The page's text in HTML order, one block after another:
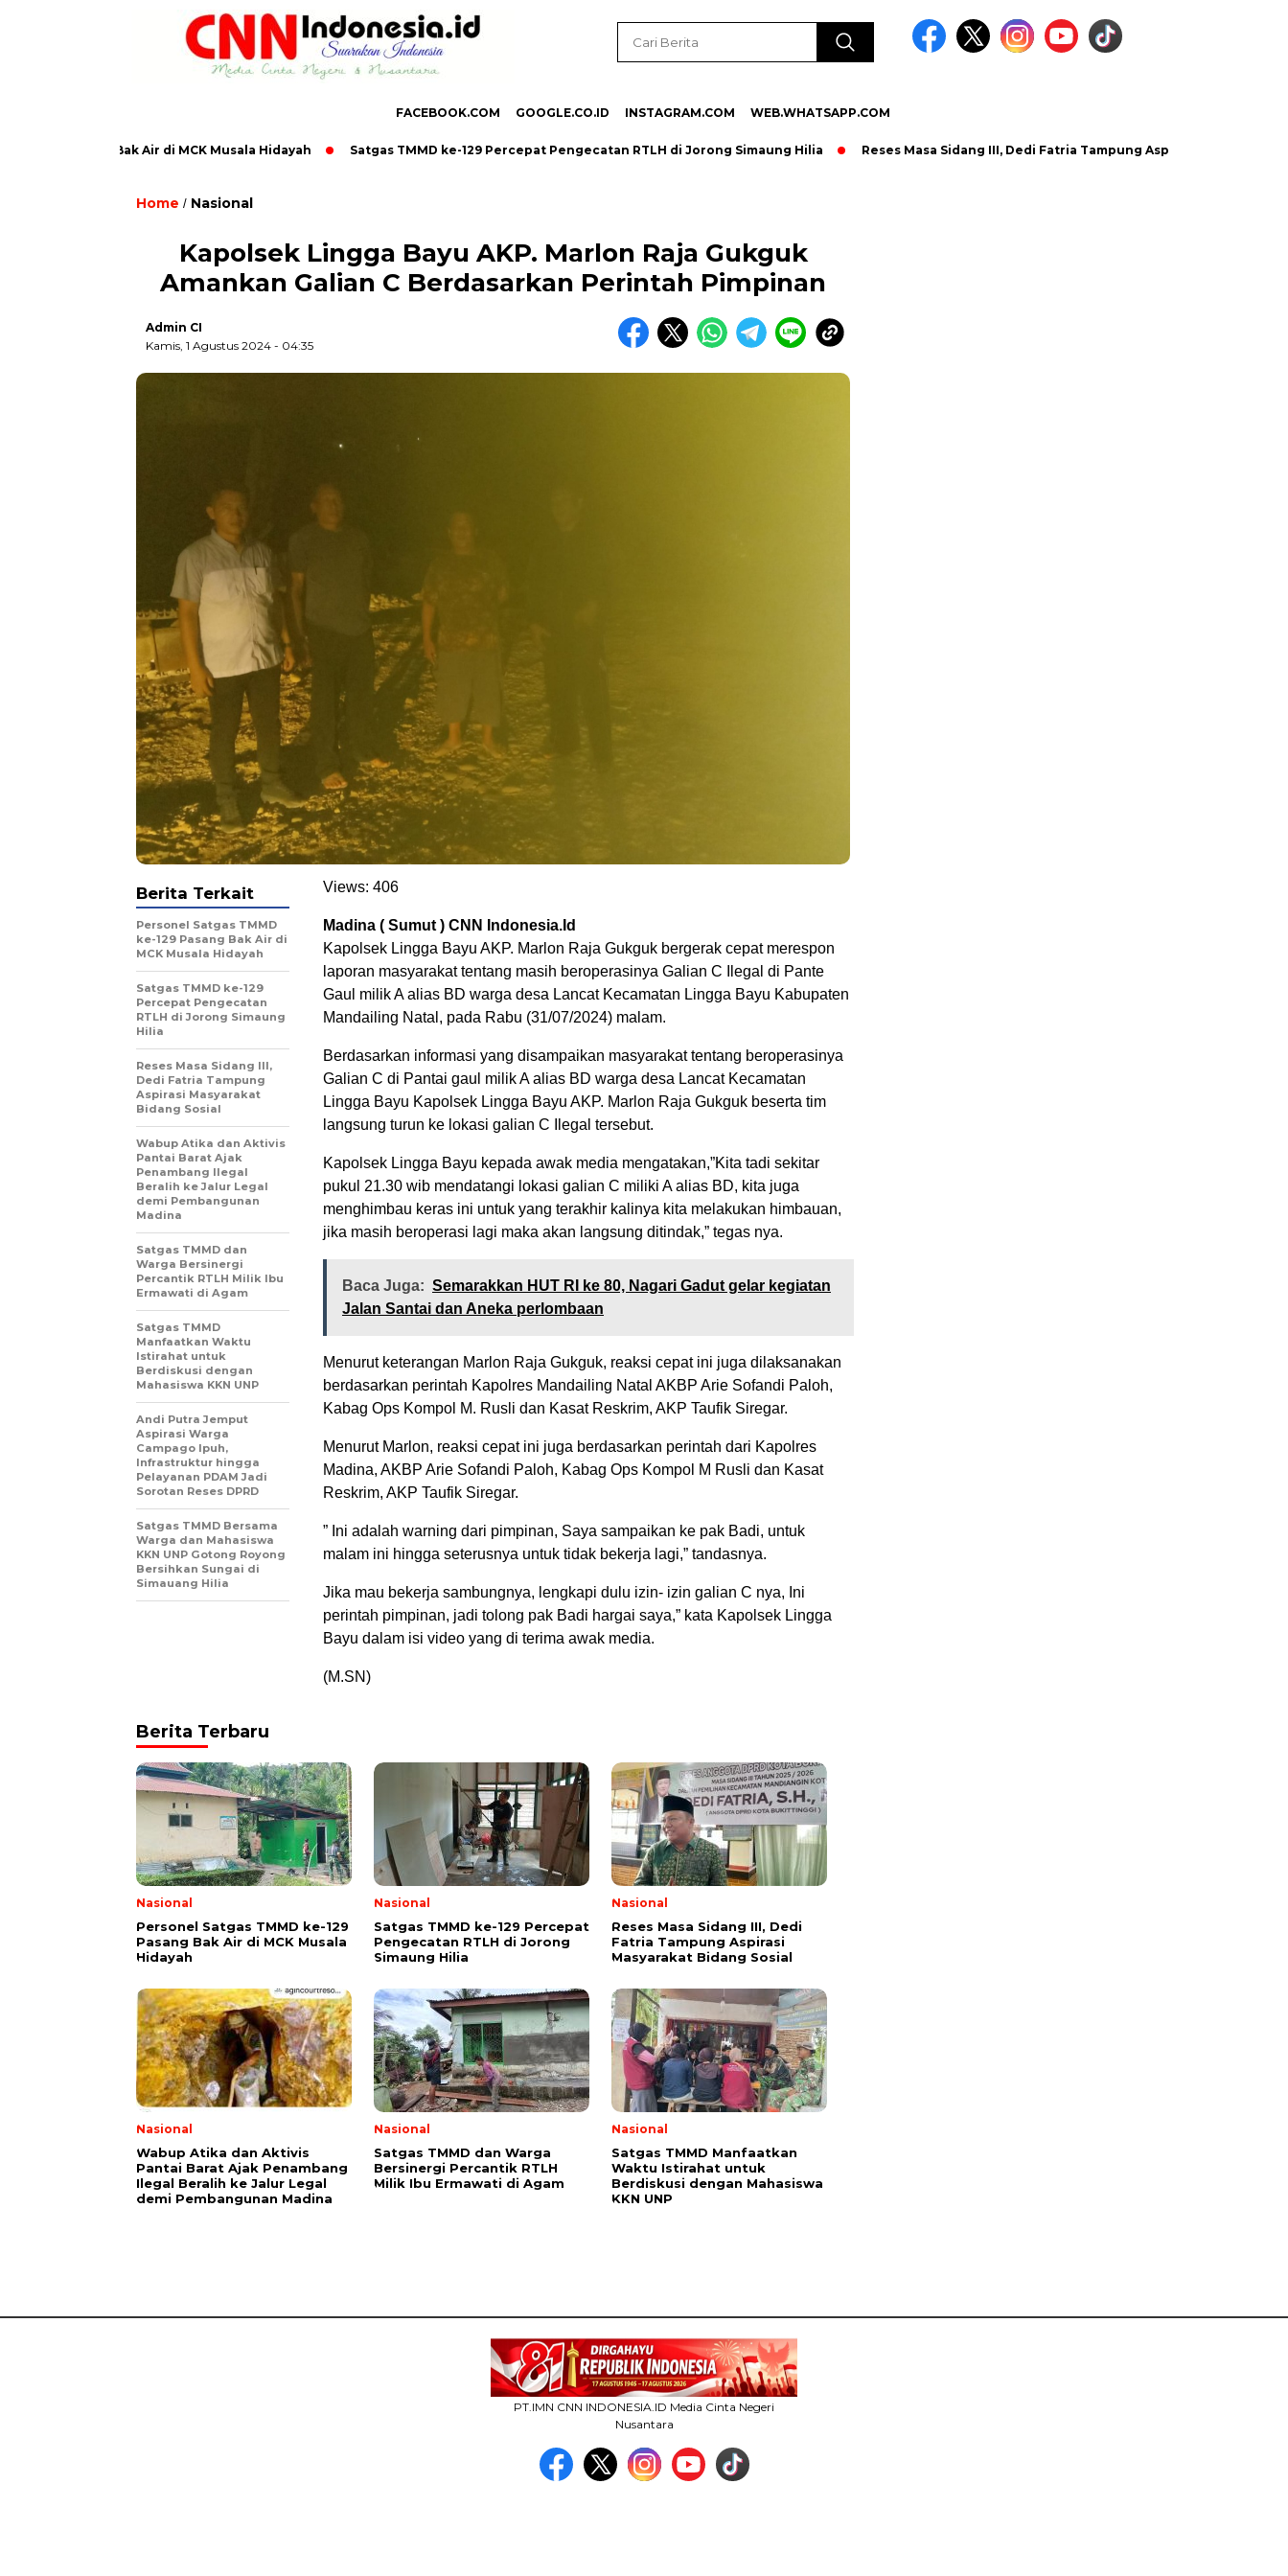
FACEBOOK.COM GOOGLE.CO.ID INSTAGRAM.COM WEB.WHATSAPP.COM
Pasang Bak Air di MCK Musala Hidayah Satgas TMMD ke-129 Percepat Pengecatan RTLH di Jorong Simaung Hilia Reses Masa Sidang III, Dedi Fatria Tampung Aspirasi Masyarakat Bidang
Home / Nasional
Kapolsek Lingga Bayu AKP. Marlon Raja Gukguk
Amankan Galian C Berdasarkan Perintah Pimpinan
Admin CI
Kamis, 1 Agustus 2024 - 04:35
Views: 406
Madina ( Sumut ) CNN Indonesia.Id
Kapolsek Lingga Bayu AKP. Marlon Raja Gukguk bergerak cepat merespon
laporan masyarakat tentang masih beroperasinya Galian C Ilegal di Pante
Gaul milik A alias BD warga desa Lancat Kecamatan Lingga Bayu Kabupaten
Mandailing Natal, pada Rabu (31/07/2024) malam.
Berdasarkan informasi yang disampaikan masyarakat tentang beroperasinya
Galian C di Pantai gaul milik A alias BD warga desa Lancat Kecamatan
Lingga Bayu Kapolsek Lingga Bayu AKP. Marlon Raja Gukguk beserta tim
langsung turun ke lokasi galian C Ilegal tersebut.
Kapolsek Lingga Bayu kepada awak media mengatakan,”Kita tadi sekitar
pukul 21.30 wib mendatangi lokasi galian C miliki A alias BD, kita juga
menghimbau keras ini untuk yang terakhir kalinya kita melakukan himbauan,
jika masih beroperasi lagi maka akan langsung ditindak,” tegas nya.
Baca Juga: Semarakkan HUT RI ke 80, Nagari Gadut gelar kegiatan
Jalan Santai dan Aneka perlombaan
Menurut keterangan Marlon Raja Gukguk, reaksi cepat ini juga dilaksanakan
berdasarkan perintah Kapolres Mandailing Natal AKBP Arie Sofandi Paloh,
Kabag Ops Kompol M. Rusli dan Kasat Reskrim, AKP Taufik Siregar.
Menurut Marlon, reaksi cepat ini juga berdasarkan perintah dari Kapolres
Madina, AKBP Arie Sofandi Paloh, Kabag Ops Kompol M Rusli dan Kasat
Reskrim, AKP Taufik Siregar.
” Ini adalah warning dari pimpinan, Saya sampaikan ke pak Badi, untuk
malam ini hingga seterusnya untuk tidak bekerja lagi,” tandasnya.
Jika mau bekerja sambungnya, lengkapi dulu izin- izin galian C nya, Ini
perintah pimpinan, jadi tolong pak Badi hargai saya,” kata Kapolsek Lingga
Bayu dalam isi video yang di terima awak media.
(M.SN)
Berita Terkait
Personel Satgas TMMD
ke-129 Pasang Bak Air di
MCK Musala Hidayah
Satgas TMMD ke-129
Percepat Pengecatan
RTLH di Jorong Simaung
Hilia
Reses Masa Sidang III,
Dedi Fatria Tampung
Aspirasi Masyarakat
Bidang Sosial
Wabup Atika dan Aktivis
Pantai Barat Ajak
Penambang Ilegal
Beralih ke Jalur Legal
demi Pembangunan
Madina
Satgas TMMD dan
Warga Bersinergi
Percantik RTLH Milik Ibu
Ermawati di Agam
Satgas TMMD
Manfaatkan Waktu
Istirahat untuk
Berdiskusi dengan
Mahasiswa KKN UNP
Andi Putra Jemput
Aspirasi Warga
Campago Ipuh,
Infrastruktur hingga
Pelayanan PDAM Jadi
Sorotan Reses DPRD
Satgas TMMD Bersama
Warga dan Mahasiswa
KKN UNP Gotong Royong
Bersihkan Sungai di
Simauang Hilia
Berita Terbaru
Nasional
Personel Satgas TMMD ke-129
Pasang Bak Air di MCK Musala
Hidayah
Nasional
Satgas TMMD ke-129 Percepat
Pengecatan RTLH di Jorong
Simaung Hilia
Nasional
Reses Masa Sidang III, Dedi
Fatria Tampung Aspirasi
Masyarakat Bidang Sosial
Nasional
Wabup Atika dan Aktivis
Pantai Barat Ajak Penambang
Ilegal Beralih ke Jalur Legal
demi Pembangunan Madina
Nasional
Satgas TMMD dan Warga
Bersinergi Percantik RTLH
Milik Ibu Ermawati di Agam
Nasional
Satgas TMMD Manfaatkan
Waktu Istirahat untuk
Berdiskusi dengan Mahasiswa
KKN UNP
PT.IMN CNN INDONESIA.ID Media Cinta Negeri
Nusantara